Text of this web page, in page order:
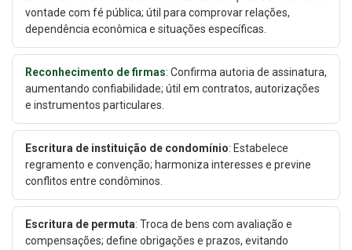
vontade com fé pública; útil para comprovar relações,
dependência econômica e situações específicas.
Reconhecimento de firmas: Confirma autoria de assinatura,
aumentando confiabilidade; útil em contratos, autorizações
e instrumentos particulares.
Escritura de instituição de condomínio: Estabelece
regramento e convenção; harmoniza interesses e previne
conflitos entre condôminos.
Escritura de permuta: Troca de bens com avaliação e
compensações; define obrigações e prazos, evitando